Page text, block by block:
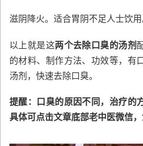
滋阴降火。适合胃阴不足人士饮用
以上就是这两个去除口臭的汤剂
的材料、制作方法、功效等，有
汤剂，快速去除口臭。
提醒：口臭的原因不同，治疗的
具体可点击文章底部老中医微信，